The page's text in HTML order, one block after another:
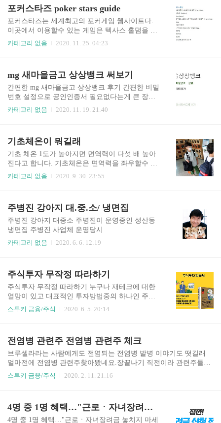
t Windows 시스템 프로세스입니다. 일부 악성 코드는 sihost.exe로 위
장되어 C : \ Windows \ System32 폴더에 없을 때 특히 유용합니다. 따
라서 PC의 sihost.exe 프로세스가 위협인..
포커스타즈 poker stars guide
포커스타즈는 세계최고의 포커게임 웹사이트다.
이곳에서 이용할수 있는 게임은 텍사스 홀덤을 비
롯해 열종류가 넘는것 같다. 여러가지 토너먼트가
니는 불법이라는 점이다. 한국에서는 절대로 리얼
머니(달러)로 게임을 진행하지 말자. 플레이머니
(가상머니)는 무료충전이 되는데 모두 잃게 되는경
우 4시간에 1번씩 충전이 된다. 검색을 해보니 모바
일 애플스토어에서 다운로드 방법이라는 글이 있
고의 포커스타즈 보너스 코드를 제공합니다. 포커
스타즈를 다운로드하여 $600까지 100% 보너스..
카테고리 없음 2020. 11. 25. 04:23
mg 새마을금고 상상뱅크 써보기
간편한 mg 새마을금고 상상뱅크 후기 간편한 비밀
번호 설정으로 공인인증서 필요없다는게 큰 장점
인거 같은 MG 새마을금고 상상뱅크. 하루 200만원
니다. MG상상뱅크의 특화점 몇가지 간편송금 : 수
취인성명, 연락처, SNS, 계좌번호를 이용하여 일정
한도 내에서 MG머니를 상대방에게 송금하는 서비
스로 “보내기/보내기내역/빠른송금관리”의 3가지
하위메뉴 구성 간편출금 : 내 현재 위치에서 가까운
스로 “간편출금 신청/금고찾기(위치기반서비스 제
공)” 2가지 하위메뉴로 구성 슝적금 ..
카테고리 없음 2020. 11. 19. 21:40
기초체온이 뭐길래
기초 체온 1도가 높아지면 면역력이 다섯 배 높아
진다고 합니다. 기초체온은 면역력을 좌우할수 있
다는데요 연구 결과에 따르면 체온이 1℃ 내려가면
등교 수업을 앞두고 걱정이 늘었다. 당일 체온이 3
7.5도를 넘으면 등교를 할 수 없다는 지침을 보고
나서부터다. 36.5℃만 정상 체온? 나이·부위별 정상
체온 범위 2016/01/27 2016. 1. 27. - 체온은 건강을
나타내는 주요 지표다. 체온이 1℃만 낮아져도 면
폭염에 37.5..
카테고리 없음 2020. 9. 30. 23:55
주병진 강아지 대.중.소/ 냉면집
주병진 강아지 대중소 주병진이 운영중인 성산동
냉면집 주병진 사업체 운영당시
카테고리 없음
2020. 6. 6. 12:19
주식투자 무작정 따라하기
주식투자 무작정 따라하기 누구나 재테크에 대한
열망이 있고 대표적인 투자방법중의 하나인 주식
에 대해 관심이 있는분들이 많으실겁니다 코로나
서로 좋은책중 주식 재테크 마스터의 꿈을 가지고
주식투자 무작정 따라하기를 구매하게 되었습니다
인터넷 찾아보니 입문서로 좋다고 해서 고민없이
구매해 봤습니다 주식투자 무작정 따라하기 책 내
용은 전체적으로 만족합니다.주식을 기초적으로
나 초보시절은 있는것이지만 주식을 조금아는 고
수분들에게는 그닥 메리트가 없을수도 있을것 같
스투키 금융/주식 2020. 6. 5. 20:14
전염병 관련주 전염병 관련주 체크
브루셀라라는 사람에게도 전염되는 전염병 발병 이야기도 떳길래
얼마전에 전염병 관련주찾아봤네요.장끝나기 직전이라 관련주들은
별 반응이 없었네요. 주식 하기전에는 이병이 무언지도 들어본적도
제일바이오 진바이오텍을 참고하면 될것 같은데요. 어쨌든 대한민
국도 청정지역은 아니예요. 유럽에만 발병자가 있고, 우리나라에는
스투키 금융/주식 2020. 2. 11. 21:16
4명 중 1명 혜택…"근로ㆍ자녀장려금 놓치지 마세요"
4명 중 1명 혜택…"근로ㆍ자녀장려금 놓치지 마세